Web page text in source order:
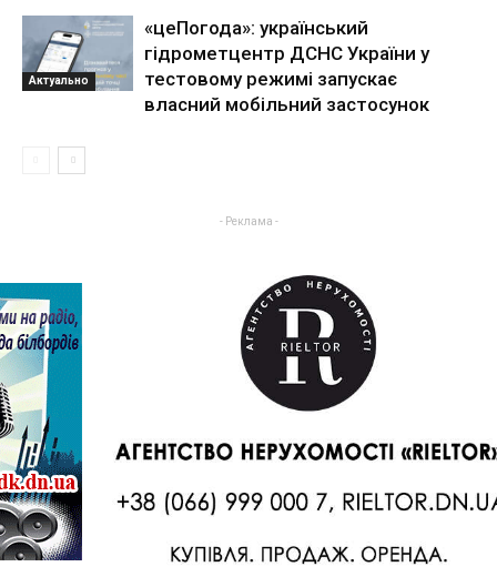
Актуально
«цеПогода»: український
гідрометцентр ДСНС України у
тестовому режимі запускає
власний мобільний застосунок
- Реклама -